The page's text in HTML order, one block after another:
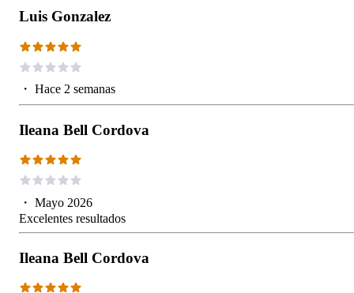
Luis Gonzalez
・ Hace 2 semanas
Ileana Bell Cordova
・ Mayo 2026
Excelentes resultados
Ileana Bell Cordova